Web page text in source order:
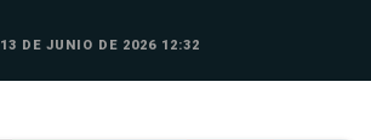
13 DE JUNIO DE 2026 12:32